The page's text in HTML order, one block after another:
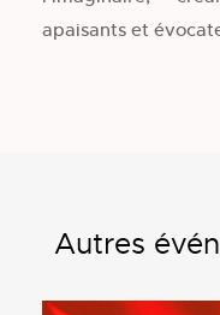
apaisants et
Autres